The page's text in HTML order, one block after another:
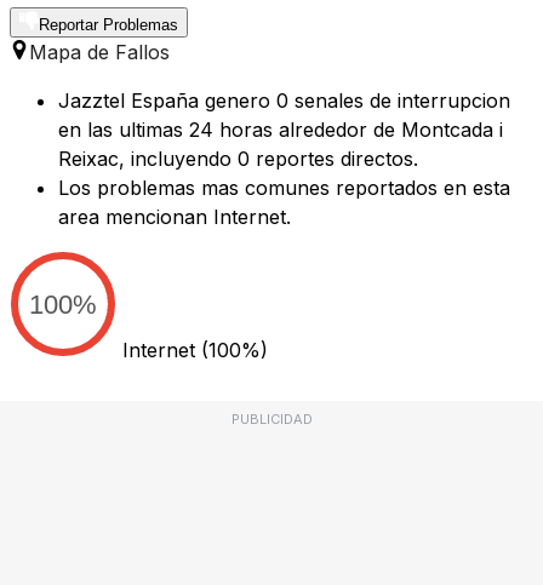
Reportar Problemas
Mapa de Fallos
Jazztel España genero 0 senales de interrupcion
en las ultimas 24 horas alrededor de Montcada i
Reixac, incluyendo 0 reportes directos.
Los problemas mas comunes reportados en esta
area mencionan Internet.
100%
Internet (100%)
PUBLICIDAD